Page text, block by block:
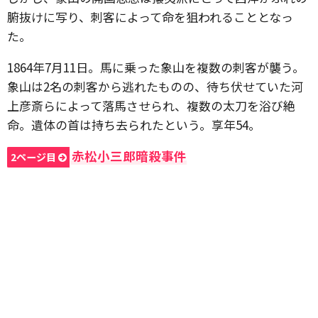
腑抜けに写り、刺客によって命を狙われることとなっ
た。
1864年7月11日。馬に乗った象山を複数の刺客が襲う。
象山は2名の刺客から逃れたものの、待ち伏せていた河
上彦斎らによって落馬させられ、複数の太刀を浴び絶
命。遺体の首は持ち去られたという。享年54。
2ページ目 赤松小三郎暗殺事件